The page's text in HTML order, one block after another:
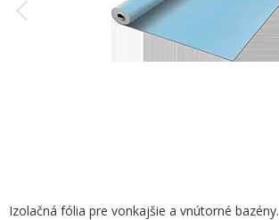
Izolačná fólia pre vonkajšie a vnútorné bazény.